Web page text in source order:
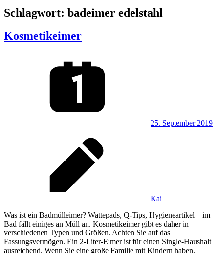
Schlagwort: badeimer edelstahl
Kosmetikeimer
25. September 2019
Kai
Was ist ein Badmülleimer? Wattepads, Q-Tips, Hygieneartikel – im
Bad fällt einiges an Müll an. Kosmetikeimer gibt es daher in
verschiedenen Typen und Größen. Achten Sie auf das
Fassungsvermögen. Ein 2-Liter-Eimer ist für einen Single-Haushalt
ausreichend. Wenn Sie eine große Familie mit Kindern haben,